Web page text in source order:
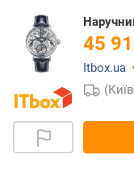
45
Itbox.ua